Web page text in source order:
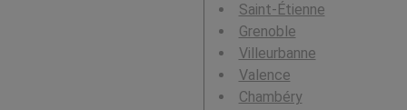
Saint-Étienne
Grenoble
Villeurbanne
Valence
Chambéry